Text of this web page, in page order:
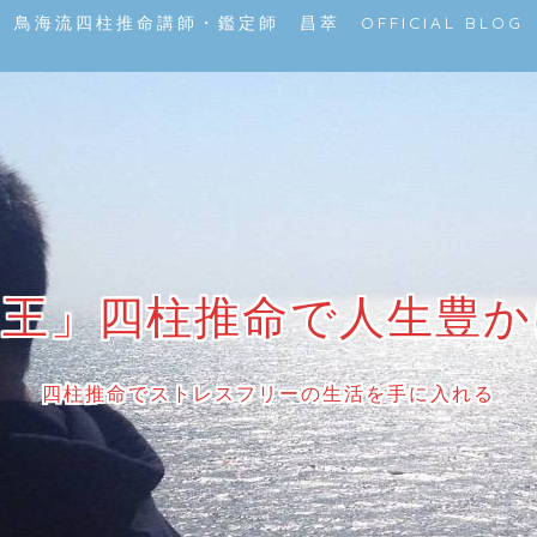
鳥海流四柱推命講師・鑑定師 昌萃 OFFICIAL BLOG
」四柱推命で人生豊
四柱推命でストレスフリーの生活を手に入れる